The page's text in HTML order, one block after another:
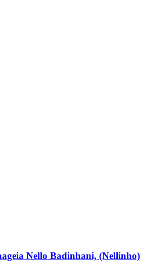
Nello Badinhani, (Nellinho)